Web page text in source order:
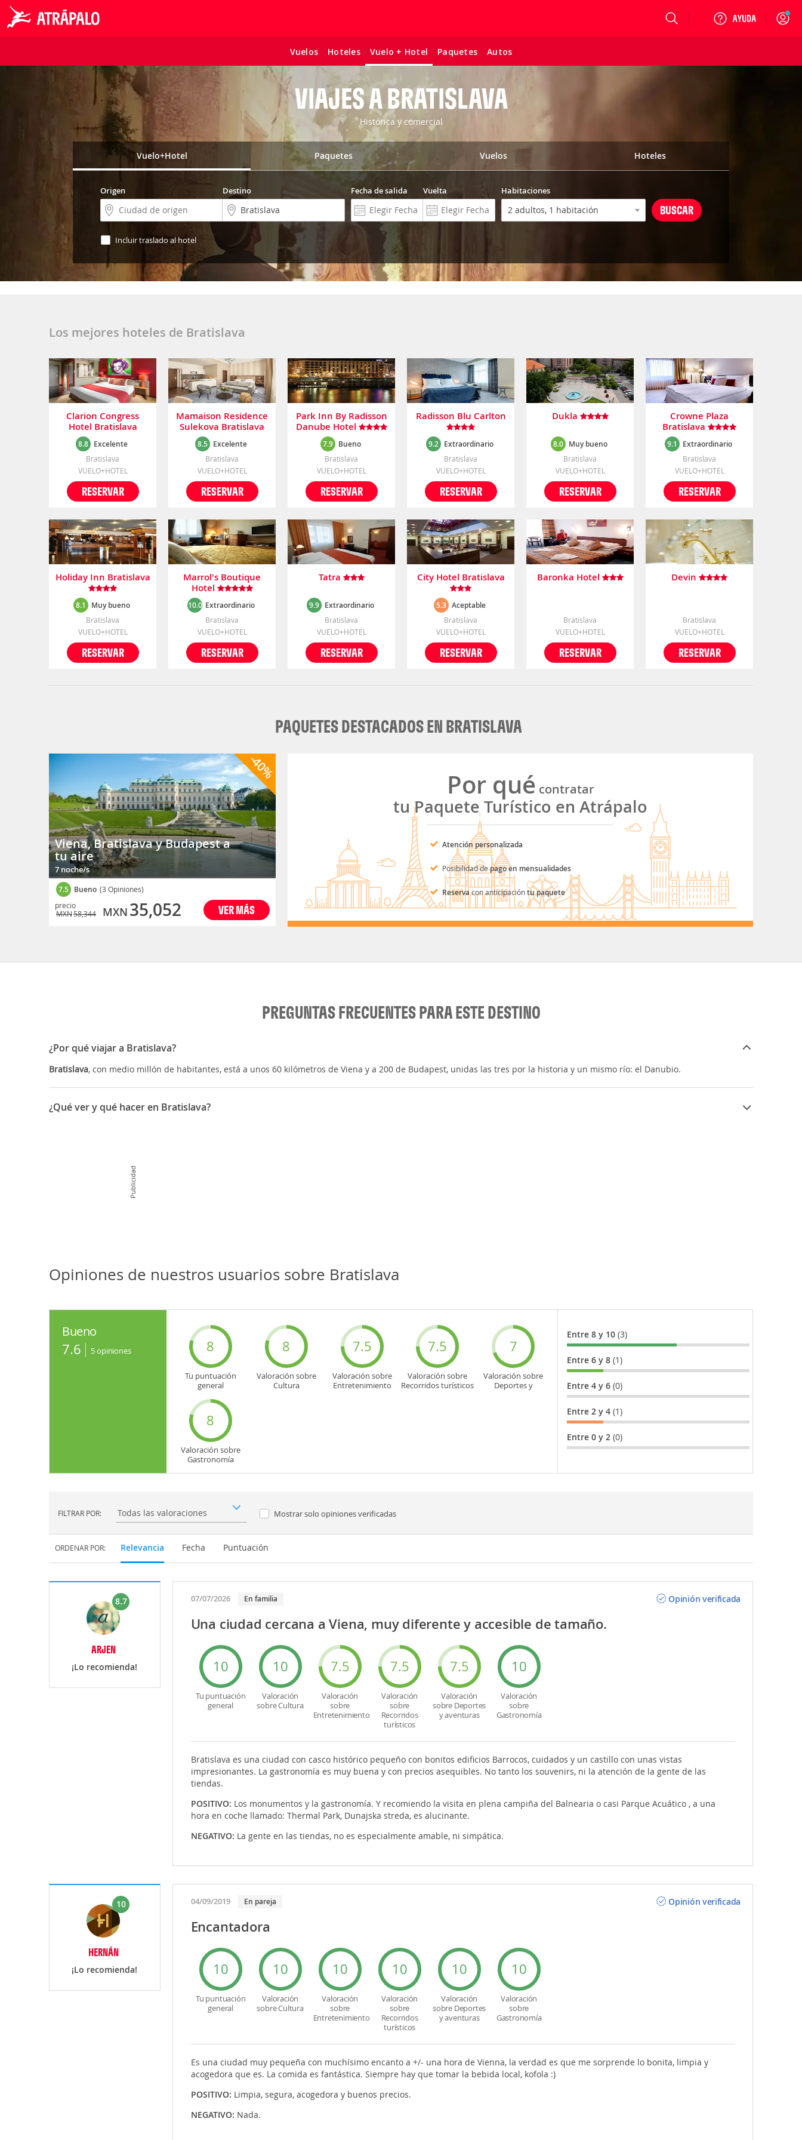
Vuelos Hoteles Vuelo + Hotel Paquetes Autos
Login
VIAJES A BRATISLAVA
Histórica y comercial
Vuelo+Hotel Paquetes Vuelos Hoteles
Origen Destino Fecha de salida Vuelta Habitaciones
Incluir traslado al hotel
Los mejores hoteles de Bratislava
Clarion Congress
Hotel Bratislava
8.8 Excelente
Bratislava
VUELO+HOTEL
RESERVAR
Mamaison Residence
Sulekova Bratislava
8.5 Excelente
Bratislava
VUELO+HOTEL
RESERVAR
Park Inn By Radisson
Danube Hotel
7.9 Bueno
Bratislava
VUELO+HOTEL
RESERVAR
Radisson Blu Carlton
9.2 Extraordinario
Bratislava
VUELO+HOTEL
RESERVAR
Dukla
8.0 Muy bueno
Bratislava
VUELO+HOTEL
RESERVAR
Crowne Plaza
Bratislava
9.1 Extraordinario
Bratislava
VUELO+HOTEL
RESERVAR
Holiday Inn Bratislava
8.1 Muy bueno
Bratislava
VUELO+HOTEL
RESERVAR
Marrol's Boutique
Hotel
10.0 Extraordinario
Bratislava
VUELO+HOTEL
RESERVAR
Tatra
9.9 Extraordinario
Bratislava
VUELO+HOTEL
RESERVAR
City Hotel Bratislava
5.3 Aceptable
Bratislava
VUELO+HOTEL
RESERVAR
Baronka Hotel
Bratislava
VUELO+HOTEL
RESERVAR
Devin
Bratislava
VUELO+HOTEL
RESERVAR
PAQUETES DESTACADOS EN BRATISLAVA
Viena, Bratislava y Budapest a
tu aire
7 noche/s
7.5 Bueno (3 Opiniones)
VER MÁS
precio
MXN58,344 MXN 35,052
-40%
Por qué contratar
tu Paquete Turístico en Atrápalo
Atención personalizada
Posibilidad depago en mensualidades
Reservacon anticipacióntu paquete
PREGUNTAS FRECUENTES PARA ESTE DESTINO
¿Por qué viajar a Bratislava?
Bratislava, con medio millón de habitantes, está a unos 60 kilómetros de Viena y a 200 de Budapest, unidas las tres por la historia y un mismo río: el Danubio.
¿Qué ver y qué hacer en Bratislava?
Un viejo castillo, ubicado sobre un cerro, domina esta ciudad en la que aún se aprecian edificaciones diversas que atestiguan el pasado, en el que tuvo momentos
especialmente florecientes, como los días en los que perteneció al imperio austrohúngaro.Denominada como Pressburg (Presburgo) por los alemanes, y Pozsony por
los húngaros, desde 1919 la ciudad quedó con el nombre de Bratislava.
Publicidad
Opiniones de nuestros usuarios sobre Bratislava
Bueno
7.6 5opiniones 8
Tu puntuación
general
8
Valoración sobre
Cultura
7.5
Valoración sobre
Entretenimiento
7.5
Valoración sobre
Recorridos turísticos
7
Valoración sobre
Deportes y
8
Valoración sobre
Gastronomía
Entre 8 y 10 (3)
Entre 6 y 8 (1)
Entre 4 y 6 (0)
Entre 2 y 4 (1)
Entre 0 y 2 (0)
FILTRAR POR: Filtrar por: Mostrar solo opiniones verificadas
ORDENAR POR: Relevancia Fecha Puntuación
8.7
ARJEN
¡Lo recomienda!
07/07/2026 En familia Opinión verificada
Una ciudad cercana a Viena, muy diferente y accesible de tamaño.
10
Tu puntuación
general
10
Valoración
sobre Cultura
7.5
Valoración
sobre
Entretenimiento
7.5
Valoración
sobre
Recorridos
turísticos
7.5
Valoración
sobre Deportes
y aventuras
10
Valoración
sobre
Gastronomía
Bratislava es una ciudad con casco histórico pequeño con bonitos edificios Barrocos, cuidados y un castillo con unas vistas
impresionantes. La gastronomía es muy buena y con precios asequibles. No tanto los souvenirs, ni la atención de la gente de las
tiendas.
POSITIVO: Los monumentos y la gastronomía. Y recomiendo la visita en plena campiña del Balnearia o casi Parque Acuático , a una
hora en coche llamado: Thermal Park, Dunajska streda, es alucinante.
NEGATIVO: La gente en las tiendas, no es especialmente amable, ni simpática.
10
HERNÁN
¡Lo recomienda!
04/09/2019 En pareja Opinión verificada
Encantadora
10
Tu puntuación
general
10
Valoración
sobre Cultura
10
Valoración
sobre
Entretenimiento
10
Valoración
sobre
Recorridos
turísticos
10
Valoración
sobre Deportes
y aventuras
10
Valoración
sobre
Gastronomía
Es una ciudad muy pequeña con muchísimo encanto a +/- una hora de Vienna, la verdad es que me sorprende lo bonita, limpia y
acogedora que es. La comida es fantástica. Siempre hay que tomar la bebida local, kofola :)
POSITIVO: Limpia, segura, acogedora y buenos precios.
NEGATIVO: Nada.